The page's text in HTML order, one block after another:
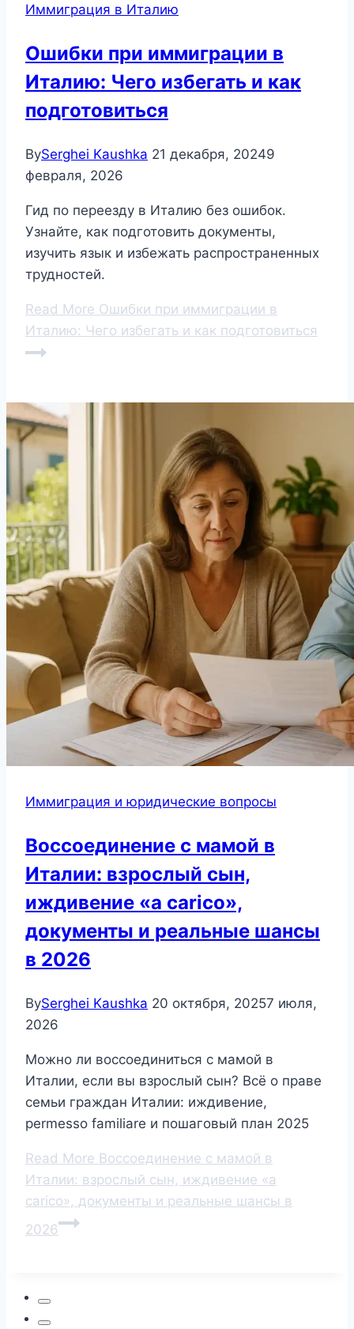
Иммиграция в Италию
Ошибки при иммиграции в
Италию: Чего избегать и как
подготовиться
BySerghei Kaushka 21 декабря, 20249
февраля, 2026
Гид по переезду в Италию без ошибок.
Узнайте, как подготовить документы,
изучить язык и избежать распространенных
трудностей.
Read More Ошибки при иммиграции в
Италию: Чего избегать и как подготовиться
Иммиграция и юридические вопросы
Воссоединение с мамой в
Италии: взрослый сын,
иждивение «a carico»,
документы и реальные шансы
в 2026
BySerghei Kaushka 20 октября, 20257 июля,
2026
Можно ли воссоединиться с мамой в
Италии, если вы взрослый сын? Всё о праве
семьи граждан Италии: иждивение,
permesso familiare и пошаговый план 2025
Read More Воссоединение с мамой в
Италии: взрослый сын, иждивение «a
carico», документы и реальные шансы в
2026